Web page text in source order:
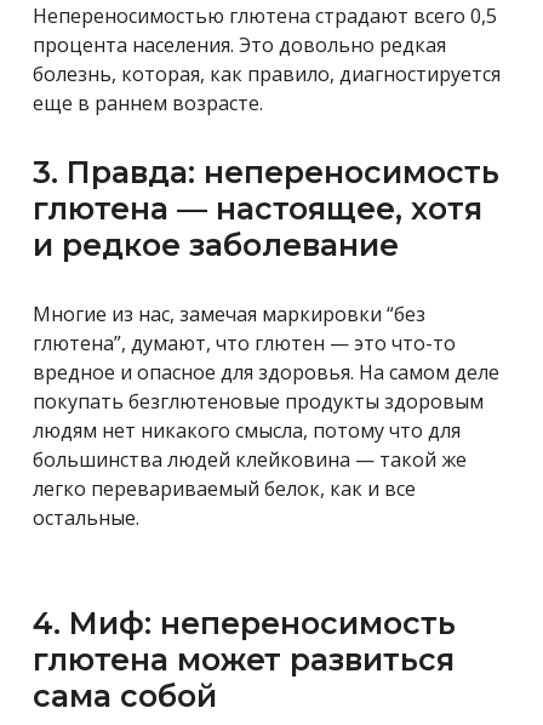
Непереносимостью глютена страдают всего 0,5
процента населения. Это довольно редкая
болезнь, которая, как правило, диагностируется
еще в раннем возрасте.
3. Правда: непереносимость
глютена — настоящее, хотя
и редкое заболевание
Многие из нас, замечая маркировки “без
глютена”, думают, что глютен — это что-то
вредное и опасное для здоровья. На самом деле
покупать безглютеновые продукты здоровым
людям нет никакого смысла, потому что для
большинства людей клейковина — такой же
легко перевариваемый белок, как и все
остальные.
4. Миф: непереносимость
глютена может развиться
сама собой